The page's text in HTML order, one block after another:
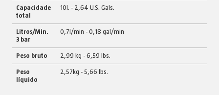
Capacidade
total
10l. - 2,64 U.S. Gals.
Litros/Min.
3 bar
0,7l/min - 0,18 gal/min
Peso bruto 2,99 kg - 6,59 lbs.
Peso
líquido
2,57kg - 5,66 lbs.